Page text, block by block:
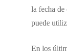
la fecha de
puede
En los